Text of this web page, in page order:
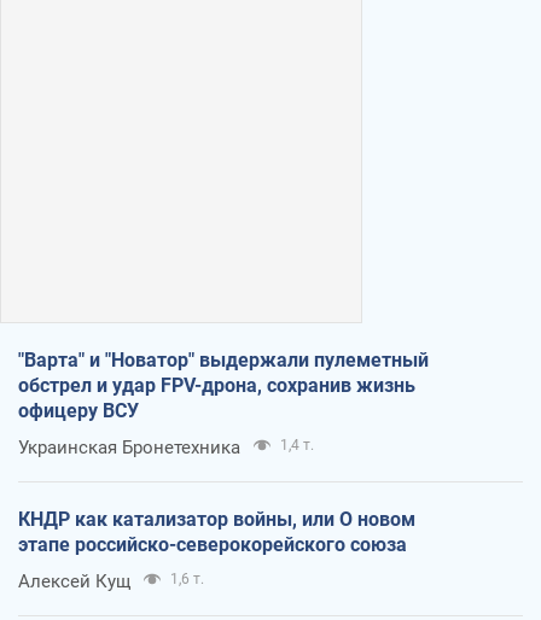
"Варта" и "Новатор" выдержали пулеметный
обстрел и удар FPV-дрона, сохранив жизнь
офицеру ВСУ
Украинская Бронетехника 1,4 т.
КНДР как катализатор войны, или О новом
этапе российско-северокорейского союза
Алексей Кущ 1,6 т.